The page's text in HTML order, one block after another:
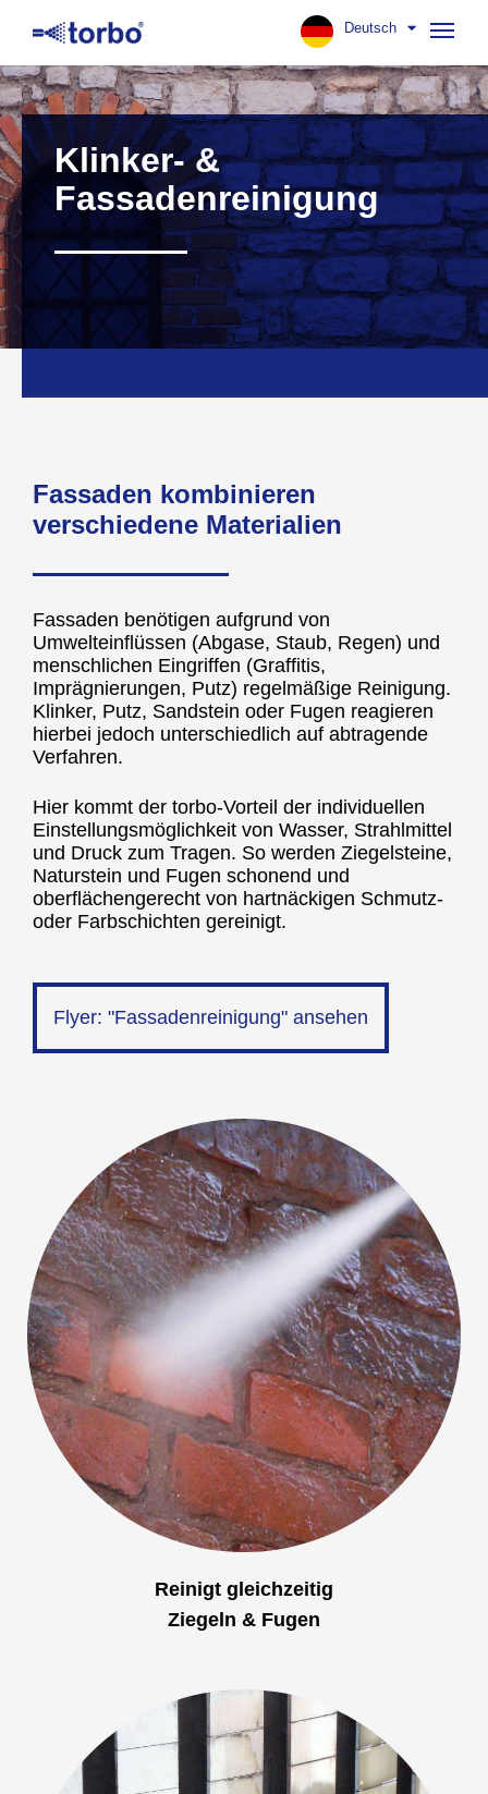
Deutsch
Klinker- &
Fassadenreinigung
Fassaden kombinieren
verschiedene Materialien
Fassaden benötigen aufgrund von
Umwelteinflüssen (Abgase, Staub, Regen) und
menschlichen Eingriffen (Graffitis,
Imprägnierungen, Putz) regelmäßige Reinigung.
Klinker, Putz, Sandstein oder Fugen reagieren
hierbei jedoch unterschiedlich auf abtragende
Verfahren.
Hier kommt der torbo-Vorteil der individuellen
Einstellungsmöglichkeit von Wasser, Strahlmittel
und Druck zum Tragen. So werden Ziegelsteine,
Naturstein und Fugen schonend und
oberflächengerecht von hartnäckigen Schmutz-
oder Farbschichten gereinigt.
Flyer: "Fassadenreinigung" ansehen
Reinigt gleichzeitig
Ziegeln & Fugen